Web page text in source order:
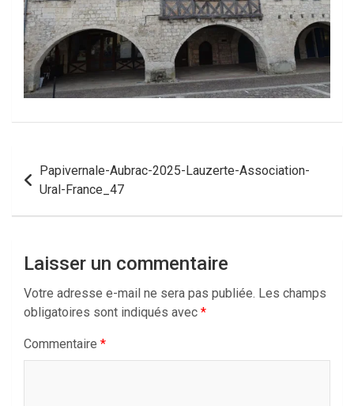
Navigation
de
l’article
Papivernale-Aubrac-2025-Lauzerte-Association-
Ural-France_47
Laisser un commentaire
Votre adresse e-mail ne sera pas publiée. Les champs
obligatoires sont indiqués avec *
Commentaire *